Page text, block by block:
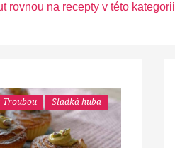
rovnou na recepty v této kategorii
Troubou Sladká huba